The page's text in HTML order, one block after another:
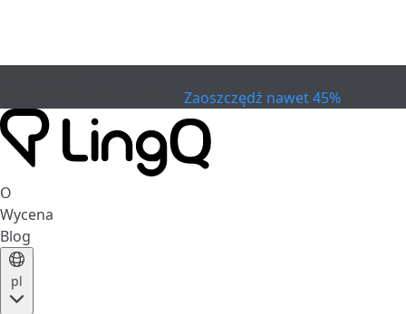
Zaoszczędź nawet 45%
O
Wycena
Blog
pl